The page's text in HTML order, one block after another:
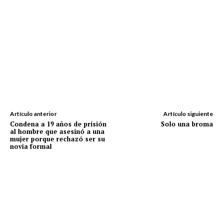
Artículo anterior
Condena a 19 años de prisión
al hombre que asesinó a una
mujer porque rechazó ser su
novia formal
Artículo siguiente
Solo una broma